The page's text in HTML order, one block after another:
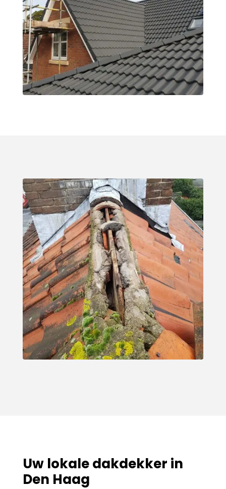
Uw lokale dakdekker in
Den Haag